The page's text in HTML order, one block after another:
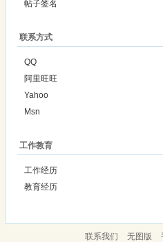
帖子签名
联系方式
QQ
阿里旺旺
Yahoo
Msn
工作教育
工作经历
教育经历
联系我们 无图版